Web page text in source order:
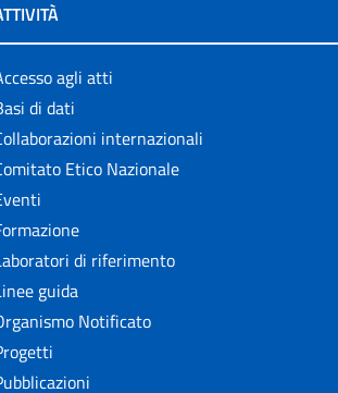
agli atti
di dati
internazionali
Etico Nazionale
di riferimento
guida
Notificato